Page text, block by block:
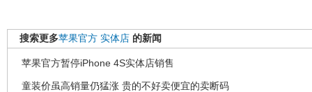
搜索更多苹果官方 实体店 的新闻
苹果官方暂停iPhone 4S实体店销售
童装价虽高销量仍猛涨 贵的不好卖便宜的卖断码